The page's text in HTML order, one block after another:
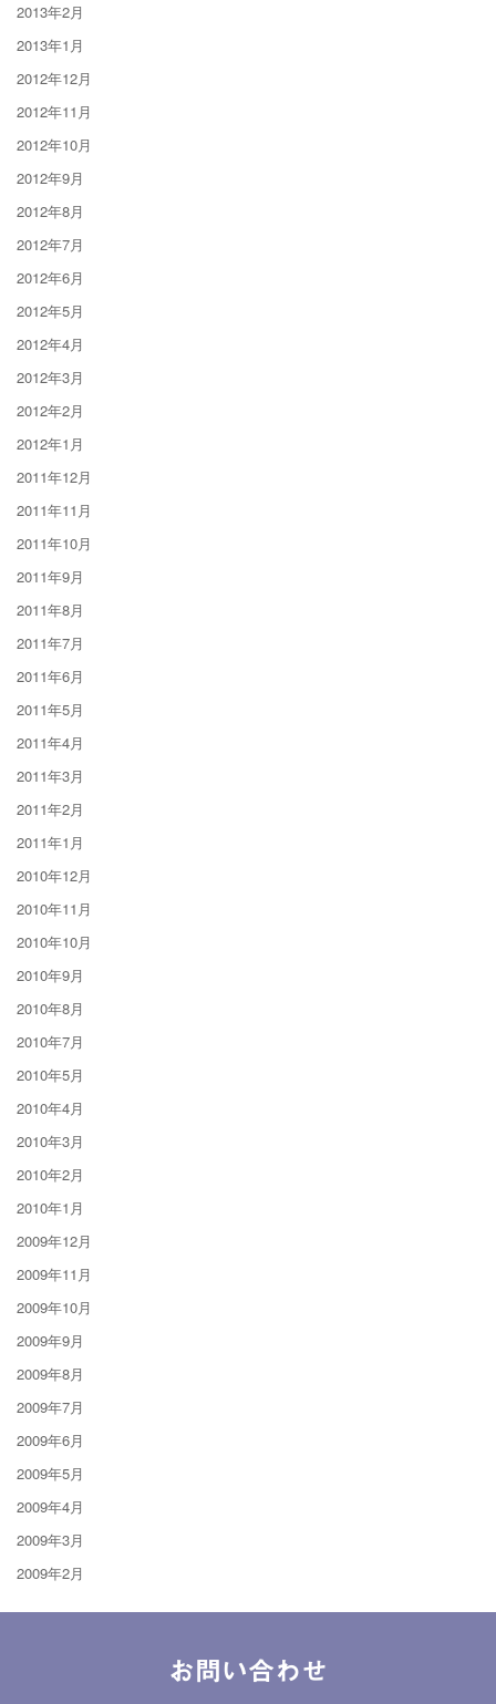
2013年2月
2013年1月
2012年12月
2012年11月
2012年10月
2012年9月
2012年8月
2012年7月
2012年6月
2012年5月
2012年4月
2012年3月
2012年2月
2012年1月
2011年12月
2011年11月
2011年10月
2011年9月
2011年8月
2011年7月
2011年6月
2011年5月
2011年4月
2011年3月
2011年2月
2011年1月
2010年12月
2010年11月
2010年10月
2010年9月
2010年8月
2010年7月
2010年5月
2010年4月
2010年3月
2010年2月
2010年1月
2009年12月
2009年11月
2009年10月
2009年9月
2009年8月
2009年7月
2009年6月
2009年5月
2009年4月
2009年3月
2009年2月
お問い合わせ